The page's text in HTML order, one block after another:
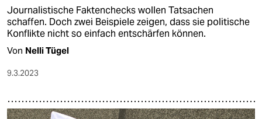
Journalistische Faktenchecks wollen Tatsachen
schaffen. Doch zwei Beispiele zeigen, dass sie politische
Konflikte nicht so einfach entschärfen können.
Von Nelli Tügel
9.3.2023